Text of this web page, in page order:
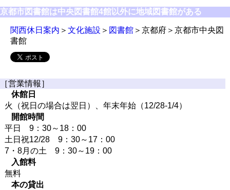
京都市図書館は中央図書館4館以外に地域図書館がある
関西休日案内 ＞ 文化施設 ＞ 図書館 ＞京都府＞京都市中央図
書館
［営業情報］
休館日
火（祝日の場合は翌日）、年末年始（12/28-1/4）
開館時間
平日 9：30～18：00
土日祝12/28 9：30～17：00
7・8月の土 9：30～19：00
入館料
無料
本の貸出